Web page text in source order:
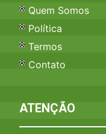
Quem Somos
Política
Termos
Contato
ATENÇÃO